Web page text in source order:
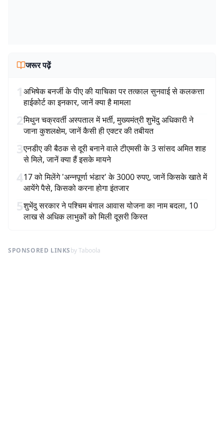
जरूर पढ़ें
1अभिषेक बनर्जी के पीए की याचिका पर तत्काल सुनवाई से कलकत्ता
हाईकोर्ट का इनकार, जानें क्या है मामला
2मिथुन चक्रवर्ती अस्पताल में भर्ती, मुख्यमंत्री शुभेंदु अधिकारी ने
जाना कुशलक्षेम, जानें कैसी ही एक्टर की तबीयत
3एनडीए की बैठक से दूरी बनाने वाले टीएमसी के 3 सांसद अमित शाह
से मिले, जानें क्या हैं इसके मायने
417 को मिलेंगे 'अन्नपूर्णा भंडार' के 3000 रुपए, जानें किसके खाते में
आयेंगे पैसे, किसको करना होगा इंतजार
5शुभेंदु सरकार ने पश्चिम बंगाल आवास योजना का नाम बदला, 10
लाख से अधिक लाभुकों को मिली दूसरी किस्त
SPONSORED LINKSby Taboola